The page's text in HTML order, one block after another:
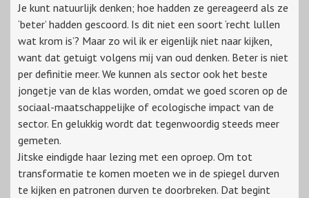
Je kunt natuurlijk denken; hoe hadden ze gereageerd als ze
‘beter’ hadden gescoord. Is dit niet een soort ‘recht lullen
wat krom is’? Maar zo wil ik er eigenlijk niet naar kijken,
want dat getuigt volgens mij van oud denken. Beter is niet
per definitie meer. We kunnen als sector ook het beste
jongetje van de klas worden, omdat we goed scoren op de
sociaal-maatschappelijke of ecologische impact van de
sector. En gelukkig wordt dat tegenwoordig steeds meer
gemeten.
Jitske eindigde haar lezing met een oproep. Om tot
transformatie te komen moeten we in de spiegel durven
te kijken en patronen durven te doorbreken. Dat begint